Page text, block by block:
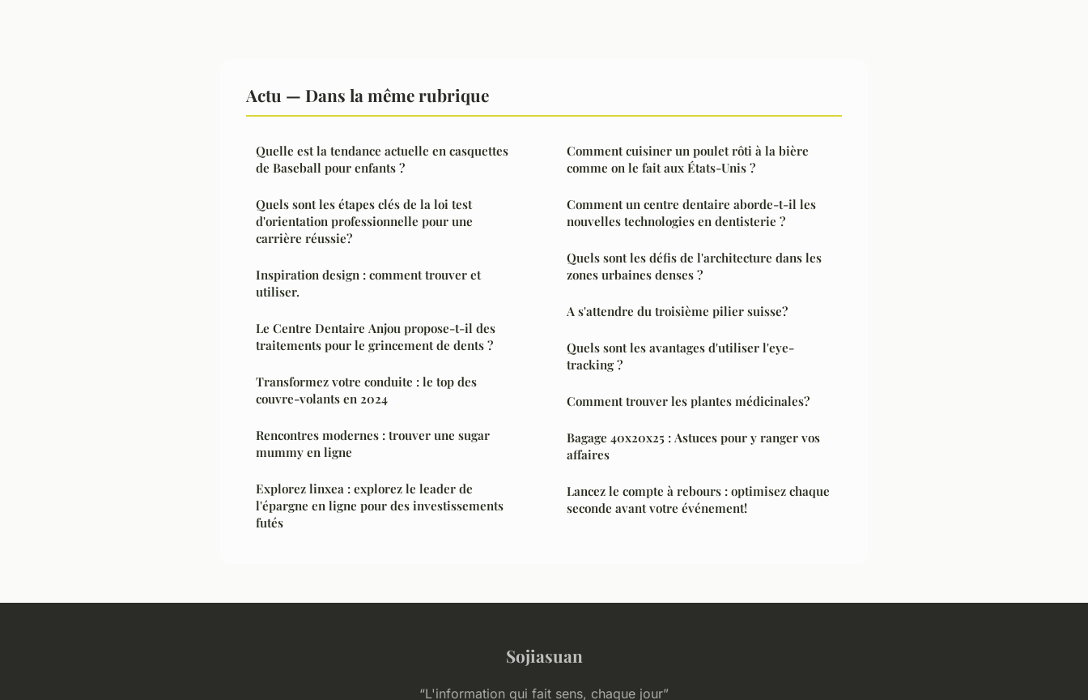
Actu — Dans la même rubrique
Quelle est la tendance actuelle en casquettes
de Baseball pour enfants ?
Quels sont les étapes clés de la loi test
d'orientation professionnelle pour une
carrière réussie?
Inspiration design : comment trouver et
utiliser.
Le Centre Dentaire Anjou propose-t-il des
traitements pour le grincement de dents ?
Transformez votre conduite : le top des
couvre-volants en 2024
Rencontres modernes : trouver une sugar
mummy en ligne
Explorez linxea : explorez le leader de
l'épargne en ligne pour des investissements
futés
Comment cuisiner un poulet rôti à la bière
comme on le fait aux États-Unis ?
Comment un centre dentaire aborde-t-il les
nouvelles technologies en dentisterie ?
Quels sont les défis de l'architecture dans les
zones urbaines denses ?
A s'attendre du troisième pilier suisse?
Quels sont les avantages d'utiliser l'eye-
tracking ?
Comment trouver les plantes médicinales?
Bagage 40x20x25 : Astuces pour y ranger vos
affaires
Lancez le compte à rebours : optimisez chaque
seconde avant votre événement!
Sojiasuan
“L'information qui fait sens, chaque jour”